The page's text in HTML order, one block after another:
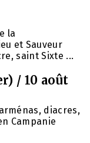
la
et Sauveur
saint Sixte ...
/ 10 août
diacres,
Campanie